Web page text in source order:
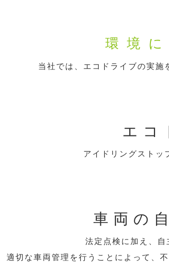
環境
当社では、エコドライブの実施
エコ
アイドリングストッ
車両の
法定点検に加え、自
適切な車両管理を行うことによって、